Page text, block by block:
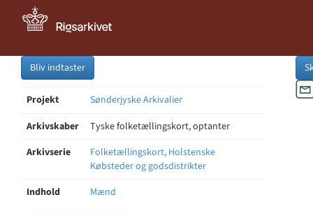
Bliv indtaster
Projekt
Sønderjyske Arkivalier
Arkivskaber
Tyske folketællingskort, optanter
Arkivserie
Folketællingskort, Holstenske
Købsteder og godsdistrikter
Indhold
Mænd